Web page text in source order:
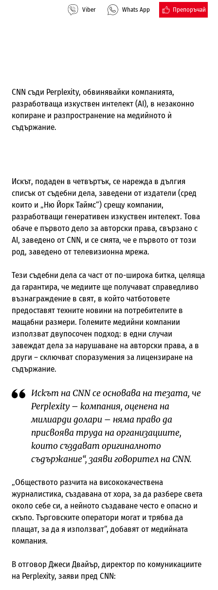
Viber Whats App Препоръчай
CNN съди Perplexity, обвинявайки компанията,
разработваща изкуствен интелект (AI), в незаконно
копиране и разпространение на медийното ѝ
съдържание.
Искът, подаден в четвъртък, се нарежда в дългия
списък от съдебни дела, заведени от издатели (сред
които и „Ню Йорк Таймс“) срещу компании,
разработващи генеративен изкуствен интелект. Това
обаче е първото дело за авторски права, свързано с
AI, заведено от CNN, и се смята, че е първото от този
род, заведено от телевизионна мрежа.
Тези съдебни дела са част от по-широка битка, целяща
да гарантира, че медиите ще получават справедливо
възнаграждение в свят, в който чатботовете
предоставят техните новини на потребителите в
мащабни размери. Големите медийни компании
използват двупосочен подход: в едни случаи
завеждат дела за нарушаване на авторски права, а в
други – сключват споразумения за лицензиране на
съдържание.
Искът на CNN се основава на тезата, че
Perplexity – компания, оценена на
милиарди долари – няма право да
присвоява труда на организациите,
които създават оригиналното
съдържание“, заяви говорител на CNN.
„Обществото разчита на висококачествена
журналистика, създавана от хора, за да разбере света
около себе си, а нейното създаване често е опасно и
скъпо. Търговските оператори могат и трябва да
плащат, за да я използват“, добавят от медийната
компания.
В отговор Джеси Двайър, директор по комуникациите
на Perplexity, заяви пред CNN: